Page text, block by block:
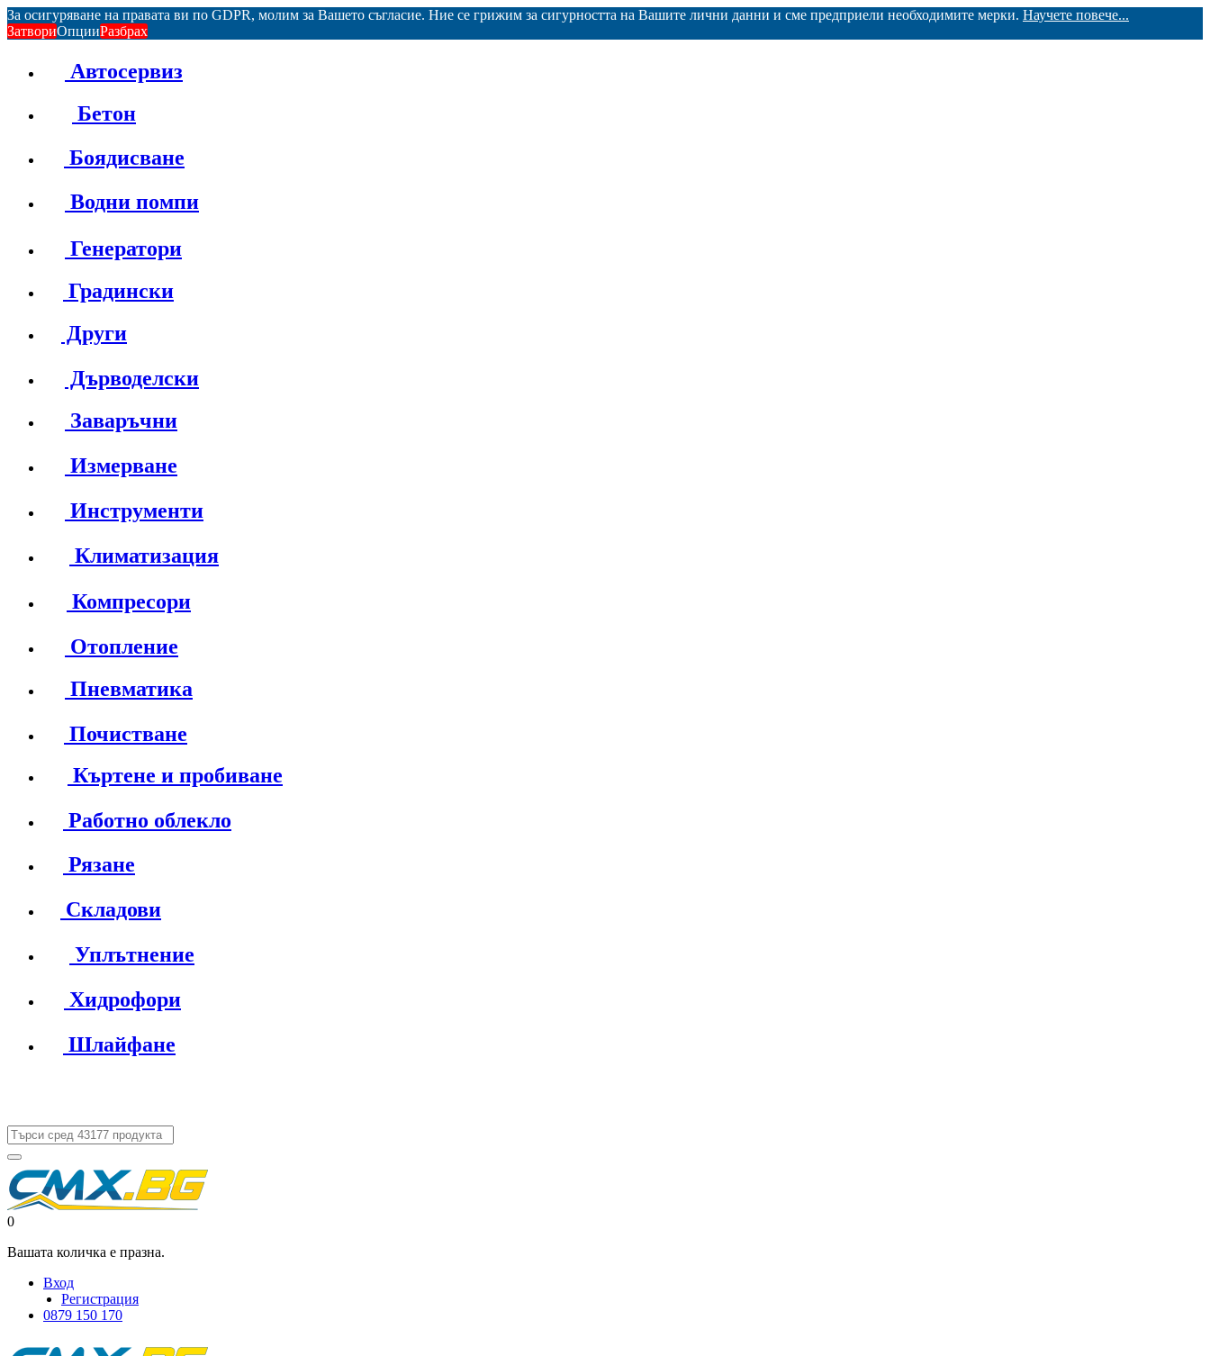
За осигуряване на правата ви по GDPR, молим за Вашето съгласие. Ние се грижим за сигурността на Вашите лични данни и сме предприели необходимите мерки. Научете повече...
ЗатвориОпцииРазбрах
Автосервиз
Бетон
Боядисване
Водни помпи
Генератори
Градински
Други
Дърводелски
Заваръчни
Измерване
Инструменти
Климатизация
Компресори
Отопление
Пневматика
Почистване
Къртене и пробиване
Работно облекло
Рязане
Складови
Уплътнение
Хидрофори
Шлайфане
0
Вашата количка е празна.
Вход
Регистрация
0879 150 170